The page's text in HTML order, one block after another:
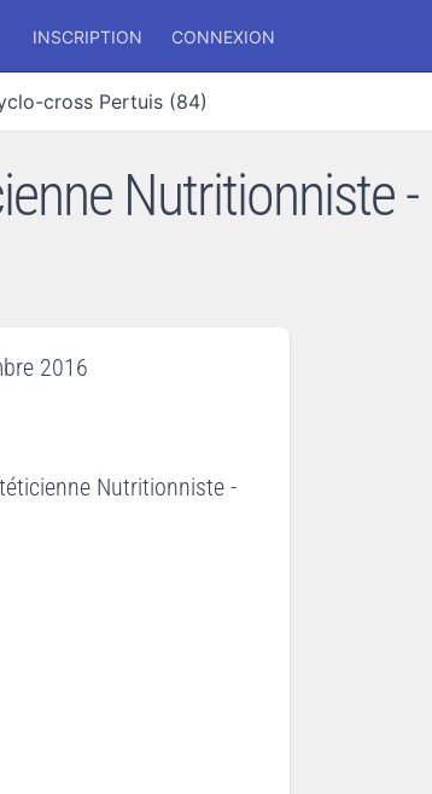
INSCRIPTION CONNEXION
cross Pertuis (84)
Nutritionniste -
2016
Nutritionniste -